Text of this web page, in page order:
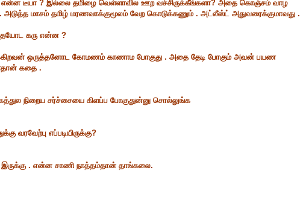
என்ன டீயா ? இல்லை தமிழை வெள்ளாவில ஊற வச்சிருக்கீங்களா? அதை கொஞ்சம் வாழ
. அடுத்த மாசம் தமிழ் மரணவாக்குமூலம் வேற கொடுக்கணும் . அட்லீஸ்ட் அதுவரைக்குமாவது .
கரு என்ன ?
ஒருத்தனோட கோமணம் காணாம போகுது . அதை தேடி போகும் அவன் பயண
கதை .
நிறைய சர்ச்சையை கிளப்ப போகுதுன்னு சொல்லுங்க
வரவேற்பு எப்படியிருக்கு?
. என்ன சாணி நாத்தம்தான் தாங்கலை.